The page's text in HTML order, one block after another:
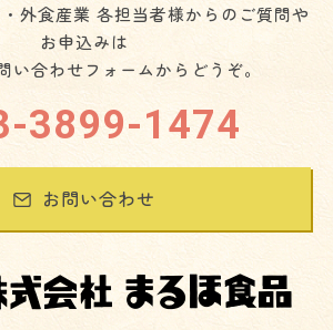
外食産業 各担当者様からのご質問や
お申込みは
い合わせフォームからどうぞ。
3899-1474
お問い合わせ